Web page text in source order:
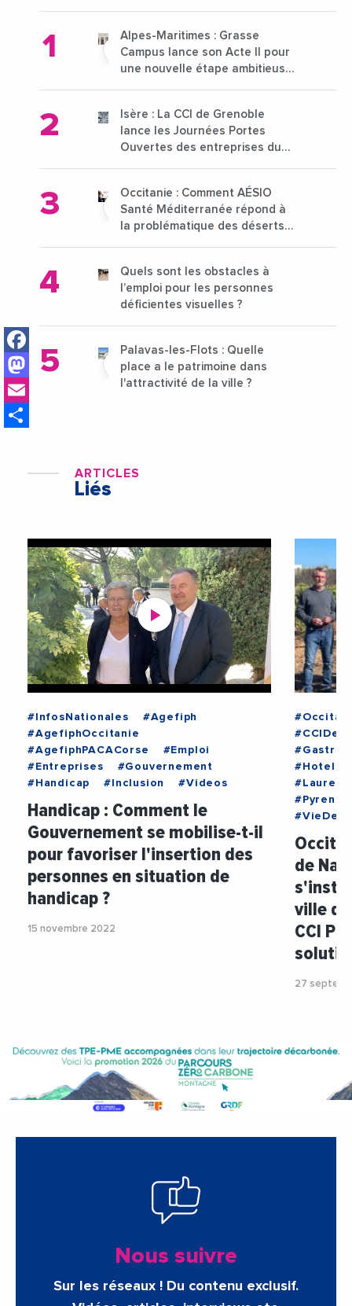
Facebook
Mastodon
Alpes-Maritimes : Grasse
Campus lance son Acte II pour
une nouvelle étape ambitieuse
Isère : La CCI de Grenoble
lance les Journées Portes
Ouvertes des entreprises du
Occitanie : Comment AÉSIO
Santé Méditerranée répond à
la problématique des déserts
Quels sont les obstacles à
l’emploi pour les personnes
déficientes visuelles ?
Palavas-les-Flots : Quelle
place a le patrimoine dans
l'attractivité de la ville ?
ARTICLES
Liés
#InfosNationales
#Agefiph
#AgefiphOccitanie
#AgefiphPACACorse
#Emploi
#Entreprises
#Gouvernement
#Handicap
#Inclusion #Videos
Handicap : Comment le
Gouvernement se mobilise-t-il
pour favoriser l'insertion des
personnes en situation de
handicap ?
15 novembre 2022
de
ville
CCI
27
Nous suivre
Sur les réseaux ! Du contenu exclusif.